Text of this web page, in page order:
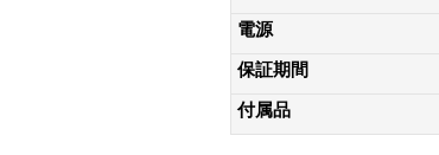
電源
保証期間
付属品